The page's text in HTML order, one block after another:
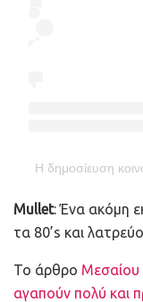
Η δημοσίευση
Mullet: Ένα ακόμη
τα 80’s και
To άρθρο Μεσαίου
αγαπούν πολύ και